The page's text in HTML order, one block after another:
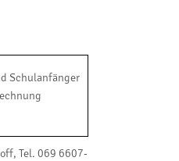
Schulanfänger
Tel. 069 6607-